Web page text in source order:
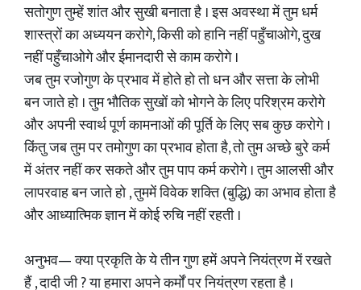
सतोगुण तुम्हें शांत और सुखी बनाता है । इस अवस्था में तुम धर्म
शास्त्रों का अध्ययन करोगे, किसी को हानि नहीं पहुँचाओगे, दुख
नहीं पहुँचाओगे और ईमानदारी से काम करोगे ।
जब तुम रजोगुण के प्रभाव में होते हो तो धन और सत्ता के लोभी
बन जाते हो । तुम भौतिक सुखों को भोगने के लिए परिश्रम करोगे
और अपनी स्वार्थ पूर्ण कामनाओं की पूर्ति के लिए सब कुछ करोगे ।
किंतु जब तुम पर तमोगुण का प्रभाव होता है, तो तुम अच्छे बुरे कर्म
में अंतर नहीं कर सकते और तुम पाप कर्म करोगे । तुम आलसी और
लापरवाह बन जाते हो , तुममें विवेक शक्ति (बुद्धि) का अभाव होता है
और आध्यात्मिक ज्ञान में कोई रुचि नहीं रहती ।
अनुभव— क्या प्रकृति के ये तीन गुण हमें अपने नियंत्रण में रखते
हैं , दादी जी ? या हमारा अपने कर्मों पर नियंत्रण रहता है ।